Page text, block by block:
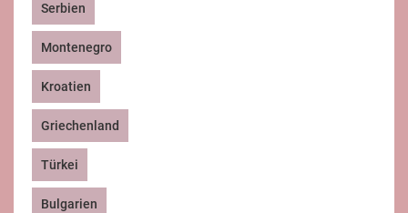
Serbien
Montenegro
Kroatien
Griechenland
Türkei
Bulgarien